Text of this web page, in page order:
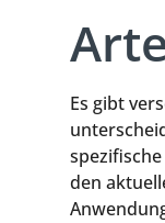
Es gibt
den